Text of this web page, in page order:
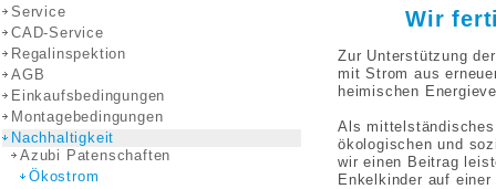
Service
CAD-Service
Regalinspektion
AGB
Einkaufsbedingungen
Montagebedingungen
Nachhaltigkeit
Azubi Patenschaften
Ökostrom
Wir
Zur Unterstützung
mit Strom aus
heimischen
Als
ökologischen und
wir einen Beitrag
Enkelkinder auf